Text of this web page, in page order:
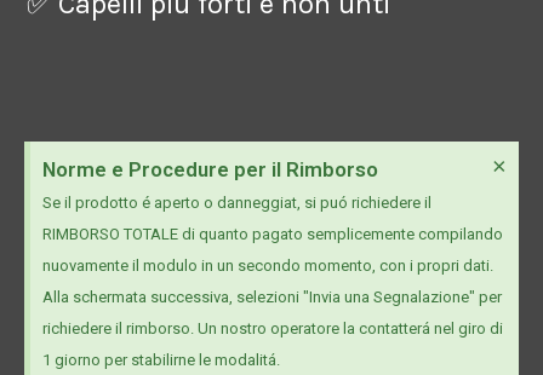
Norme e Procedure per il Rimborso
Se il prodotto é aperto o danneggiat, si puó richiedere il
RIMBORSO TOTALE di quanto pagato semplicemente compilando
nuovamente il modulo in un secondo momento, con i propri dati.
Alla schermata successiva, selezioni "Invia una Segnalazione" per
richiedere il rimborso. Un nostro operatore la contatterá nel giro di
1 giorno per stabilirne le modalitá.
×